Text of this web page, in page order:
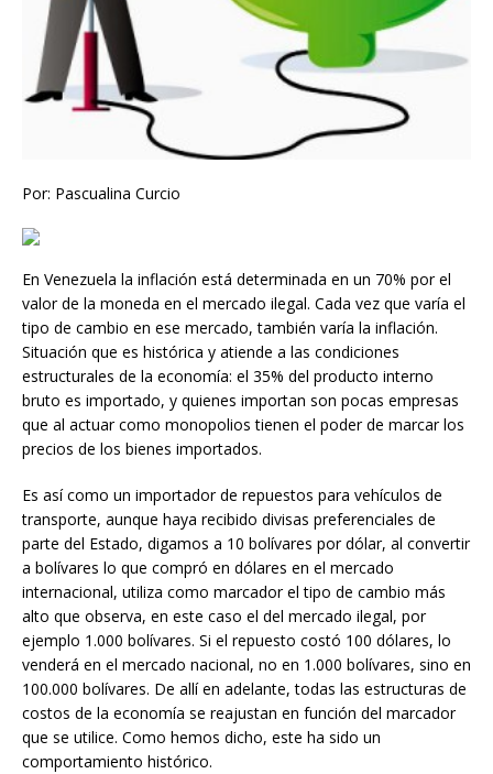
Por: Pascualina Curcio
En Venezuela la inflación está determinada en un 70% por el
valor de la moneda en el mercado ilegal. Cada vez que varía el
tipo de cambio en ese mercado, también varía la inflación.
Situación que es histórica y atiende a las condiciones
estructurales de la economía: el 35% del producto interno
bruto es importado, y quienes importan son pocas empresas
que al actuar como monopolios tienen el poder de marcar los
precios de los bienes importados.
Es así como un importador de repuestos para vehículos de
transporte, aunque haya recibido divisas preferenciales de
parte del Estado, digamos a 10 bolívares por dólar, al convertir
a bolívares lo que compró en dólares en el mercado
internacional, utiliza como marcador el tipo de cambio más
alto que observa, en este caso el del mercado ilegal, por
ejemplo 1.000 bolívares. Si el repuesto costó 100 dólares, lo
venderá en el mercado nacional, no en 1.000 bolívares, sino en
100.000 bolívares. De allí en adelante, todas las estructuras de
costos de la economía se reajustan en función del marcador
que se utilice. Como hemos dicho, este ha sido un
comportamiento histórico.